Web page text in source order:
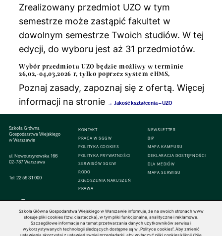
Zrealizowany przedmiot UZO w tym
semestrze może zastąpić fakultet w
dowolnym semestrze Twoich studiów. W tej
edycji, do wyboru jest aż 31 przedmiotów.
Wybór przedmiotu UZO będzie możliwy w terminie
26.02.-04.03.2026 r. tylko poprzez system eHMS.
Poznaj zasady, zapoznaj się z ofertą. Więcej
informacji na stronie
Jakość kształcenia – UZO
Szkoła Główna
Gospodarstwa Wiejskiego
w Warszawie
ul. Nowoursynowska 166
02-787 Warszawa
Tel:22 59 31 000
KONTAKT
PRACA W SGGW
POLITYKA COOKIES
POLITYKA PRYWATNOŚCI
SERWISÓW SGGW
RODO
ZGŁOSZENIA NARUSZEŃ
PRAWA
NEWSLETTER
BIP
MAPA KAMPUSU
DEKLARACJA DOSTĘPNOŚCI
DLA MEDIÓW
MAPA SERWISU
© 1816–2026 SGGW — ALL RIGHTS RESERVED
Szkoła Główna Gospodarstwa Wiejskiego w Warszawie informuje, że na swoich stronach www
stosuje pliki cookies (tzw. ciasteczka), w tym pliki funkcjonalne, analityczne i reklamowe.
Szczegółowe informacje na temat przetwarzania danych użytkowników serwisu i
wykorzystywanych technologii śledzących dostępne są w „Polityce cookies”. Aby zmienić
ustawienia skorzystaj z ustawień swojej przeglądarki, aby wyłączyć pliki cookies kliknij \"Nie